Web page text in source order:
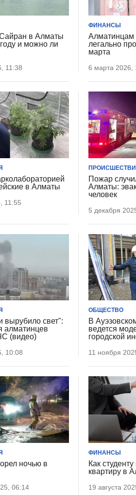
в Алматы
и можно ли
11:38
ФИНАНСЫ
Алматинцам
легально
марта
6 марта 2026,
в Алматы
11:55
Пожар
Алматы:
человек
5 декабря
вырубило свет":
алматинцев
(видео)
10:08
ОБЩЕСТВО
В
ведется
городской
11 ноября
ночью в
06:14
ФИНАНСЫ
Как
квартиру в
19 августа